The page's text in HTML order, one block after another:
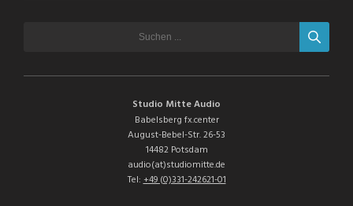
Studio Mitte Audio
Babelsberg fx.center
August-Bebel-Str. 26-53
14482 Potsdam
audio(at)studiomitte.de
Tel:+49 (0)331-242621-01